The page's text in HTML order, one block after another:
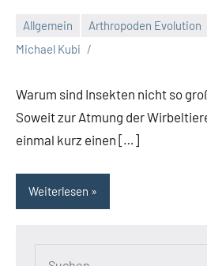
Allgemein Arthropoden Evolution
Michael Kubi
Warum sind Insekten nicht so
Soweit zur Atmung der
einmal kurz einen […]
Weiterlesen